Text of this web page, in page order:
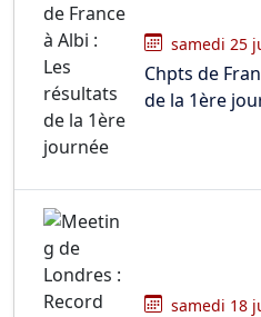
samedi 25
Chpts de
de la 1ère
samedi 18